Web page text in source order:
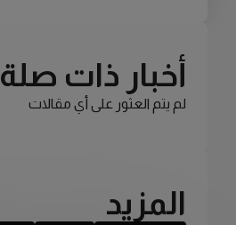
أخبار ذات صلة
لم يتم العثور على أي مقالات
المزيد